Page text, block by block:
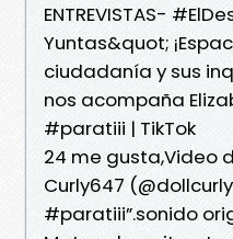
ENTREVISTAS-
Yuntas&quot;
ciudadanía y sus
nos acompaña
#paratiii | TikTok
24 me gusta,Video
Curly647
#paratiii”.sonido